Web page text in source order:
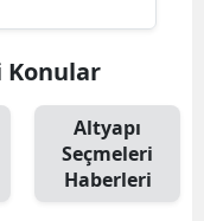
Konular
Altyapı
Seçmeleri
Haberleri